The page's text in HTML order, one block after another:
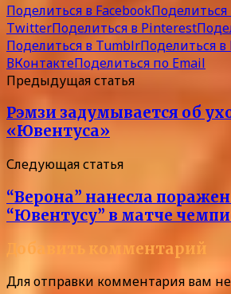
Поделиться в FacebookПоделиться
TwitterПоделиться в Pinterest
Поделиться в TumblrПоделиться в
ВКонтактеПоделиться по Email
Предыдущая статья
Рэмзи задумывается об
«Ювентуса»
Следующая статья
“Верона” нанесла
“Ювентусу” в матче
Добавить комментарий
Для отправки комментария вам